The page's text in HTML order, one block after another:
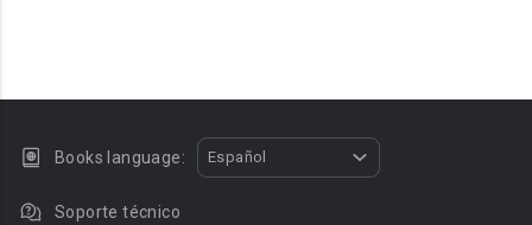
Books language: Español
Soporte técnico